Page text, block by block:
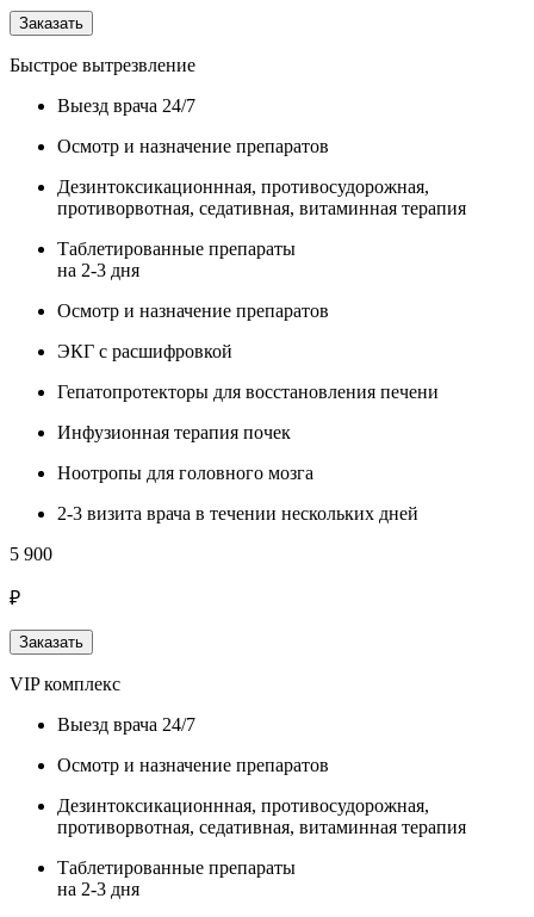
Заказать
Быстрое вытрезвление
Выезд врача 24/7
Осмотр и назначение препаратов
Дезинтоксикационнная, противосудорожная,
противорвотная, седативная, витаминная терапия
Таблетированные препараты
на 2-3 дня
Осмотр и назначение препаратов
ЭКГ с расшифровкой
Гепатопротекторы для восстановления печени
Инфузионная терапия почек
Ноотропы для головного мозга
2-3 визита врача в течении нескольких дней
5 900
₽
Заказать
VIP комплекс
Выезд врача 24/7
Осмотр и назначение препаратов
Дезинтоксикационнная, противосудорожная,
противорвотная, седативная, витаминная терапия
Таблетированные препараты
на 2-3 дня